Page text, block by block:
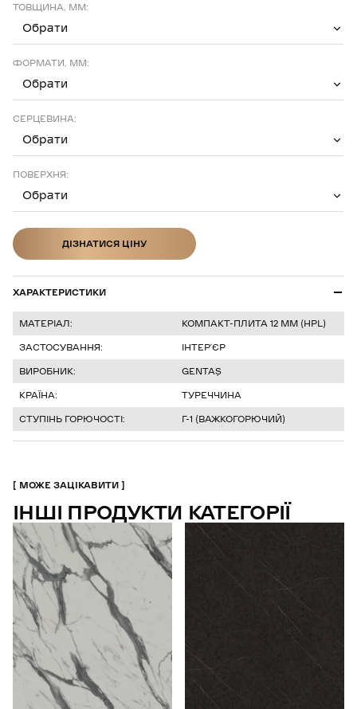
ТОВЩИНА, ММ:
Обрати
ФОРМАТИ, ММ:
Обрати
СЕРЦЕВИНА:
Обрати
ПОВЕРХНЯ:
Обрати
ДІЗНАТИСЯ ЦІНУ
ХАРАКТЕРИСТИКИ
МАТЕРІАЛ:
КОМПАКТ-ПЛИТА 12 ММ (HPL)
ЗАСТОСУВАННЯ:
ІНТЕР’ЄР
ВИРОБНИК:
GENTAŞ
КРАЇНА:
ТУРЕЧЧИНА
СТУПІНЬ ГОРЮЧОСТІ:
Г-1 (ВАЖКОГОРЮЧИЙ)
МОЖЕ ЗАЦІКАВИТИ
ІНШІ ПРОДУКТИ КАТЕГОРІЇ